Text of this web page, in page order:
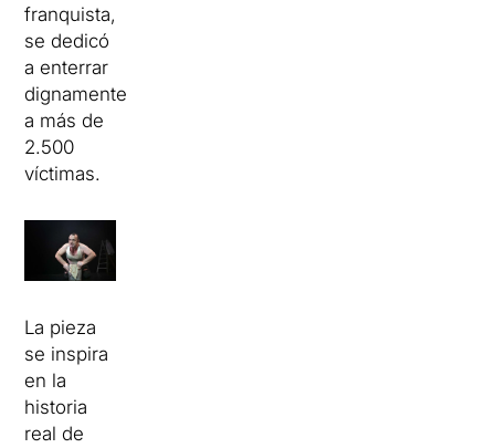
franquista,
se dedicó
a enterrar
dignamente
a más de
2.500
víctimas.
La pieza
se inspira
en la
historia
real de